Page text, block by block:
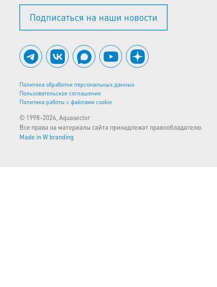
Подписаться на наши новости
Политика обработки персональных данных
Пользовательское соглашение
Политика работы с файлами cookie
© 1998-2026, Aquasector
Все права на материалы сайта принадлежат правообладателю.
Made in W branding